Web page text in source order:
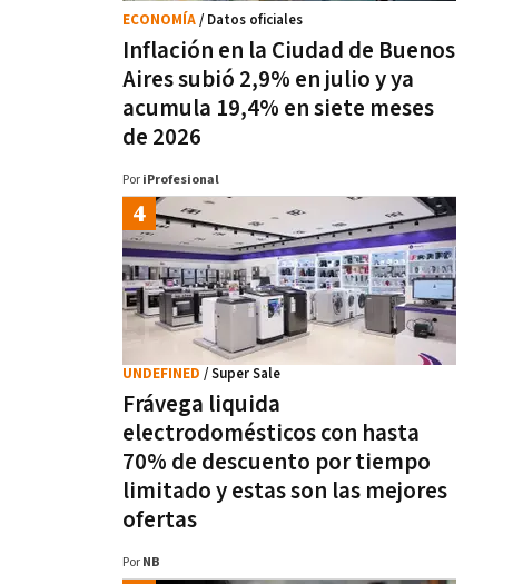
Inflación en la Ciudad de Buenos
Aires subió 2,9% en julio y ya
acumula 19,4% en siete meses
de 2026
ECONOMÍA/ Datos oficiales
Por iProfesional
Frávega liquida
electrodomésticos con hasta
70% de descuento por tiempo
limitado y estas son las mejores
ofertas
UNDEFINED / Super Sale
Por NB